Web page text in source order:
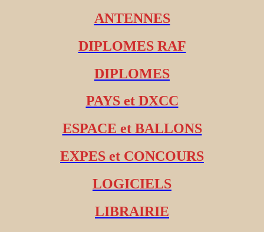
ANTENNES
DIPLOMES RAF
DIPLOMES
PAYS et DXCC
ESPACE et BALLONS
EXPES et CONCOURS
LOGICIELS
LIBRAIRIE